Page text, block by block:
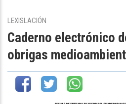
LEXISLACIÓN
Caderno electrónico
obrigas